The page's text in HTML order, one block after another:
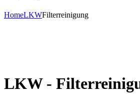
HomeLKWFilterreinigung
LKW -